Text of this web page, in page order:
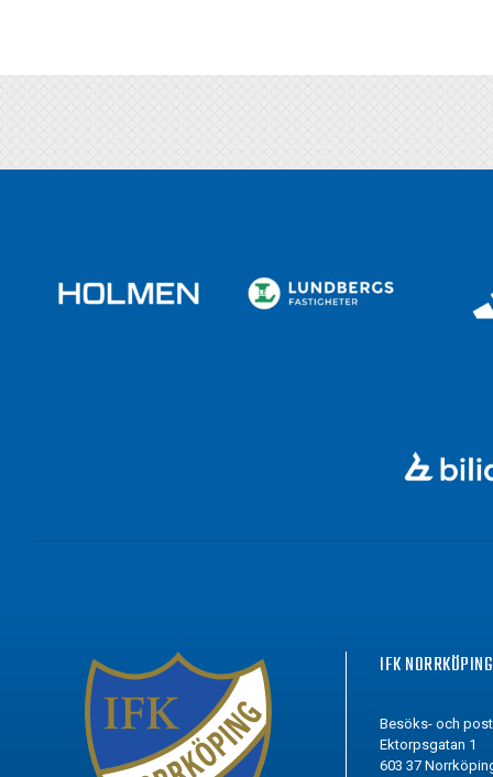
IFK NORRKÖPING
Besöks- och
Ektorpsgatan 1
603 37